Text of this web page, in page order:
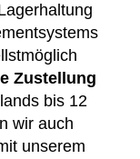
Zustellung
bis 12
wir auch
unserem